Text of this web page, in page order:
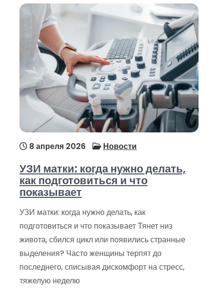
8 апреля 2026 Новости
УЗИ матки: когда нужно делать,
как подготовиться и что
показывает
УЗИ матки: когда нужно делать, как
подготовиться и что показывает Тянет низ
живота, сбился цикл или появились странные
выделения? Часто женщины терпят до
последнего, списывая дискомфорт на стресс,
тяжелую неделю